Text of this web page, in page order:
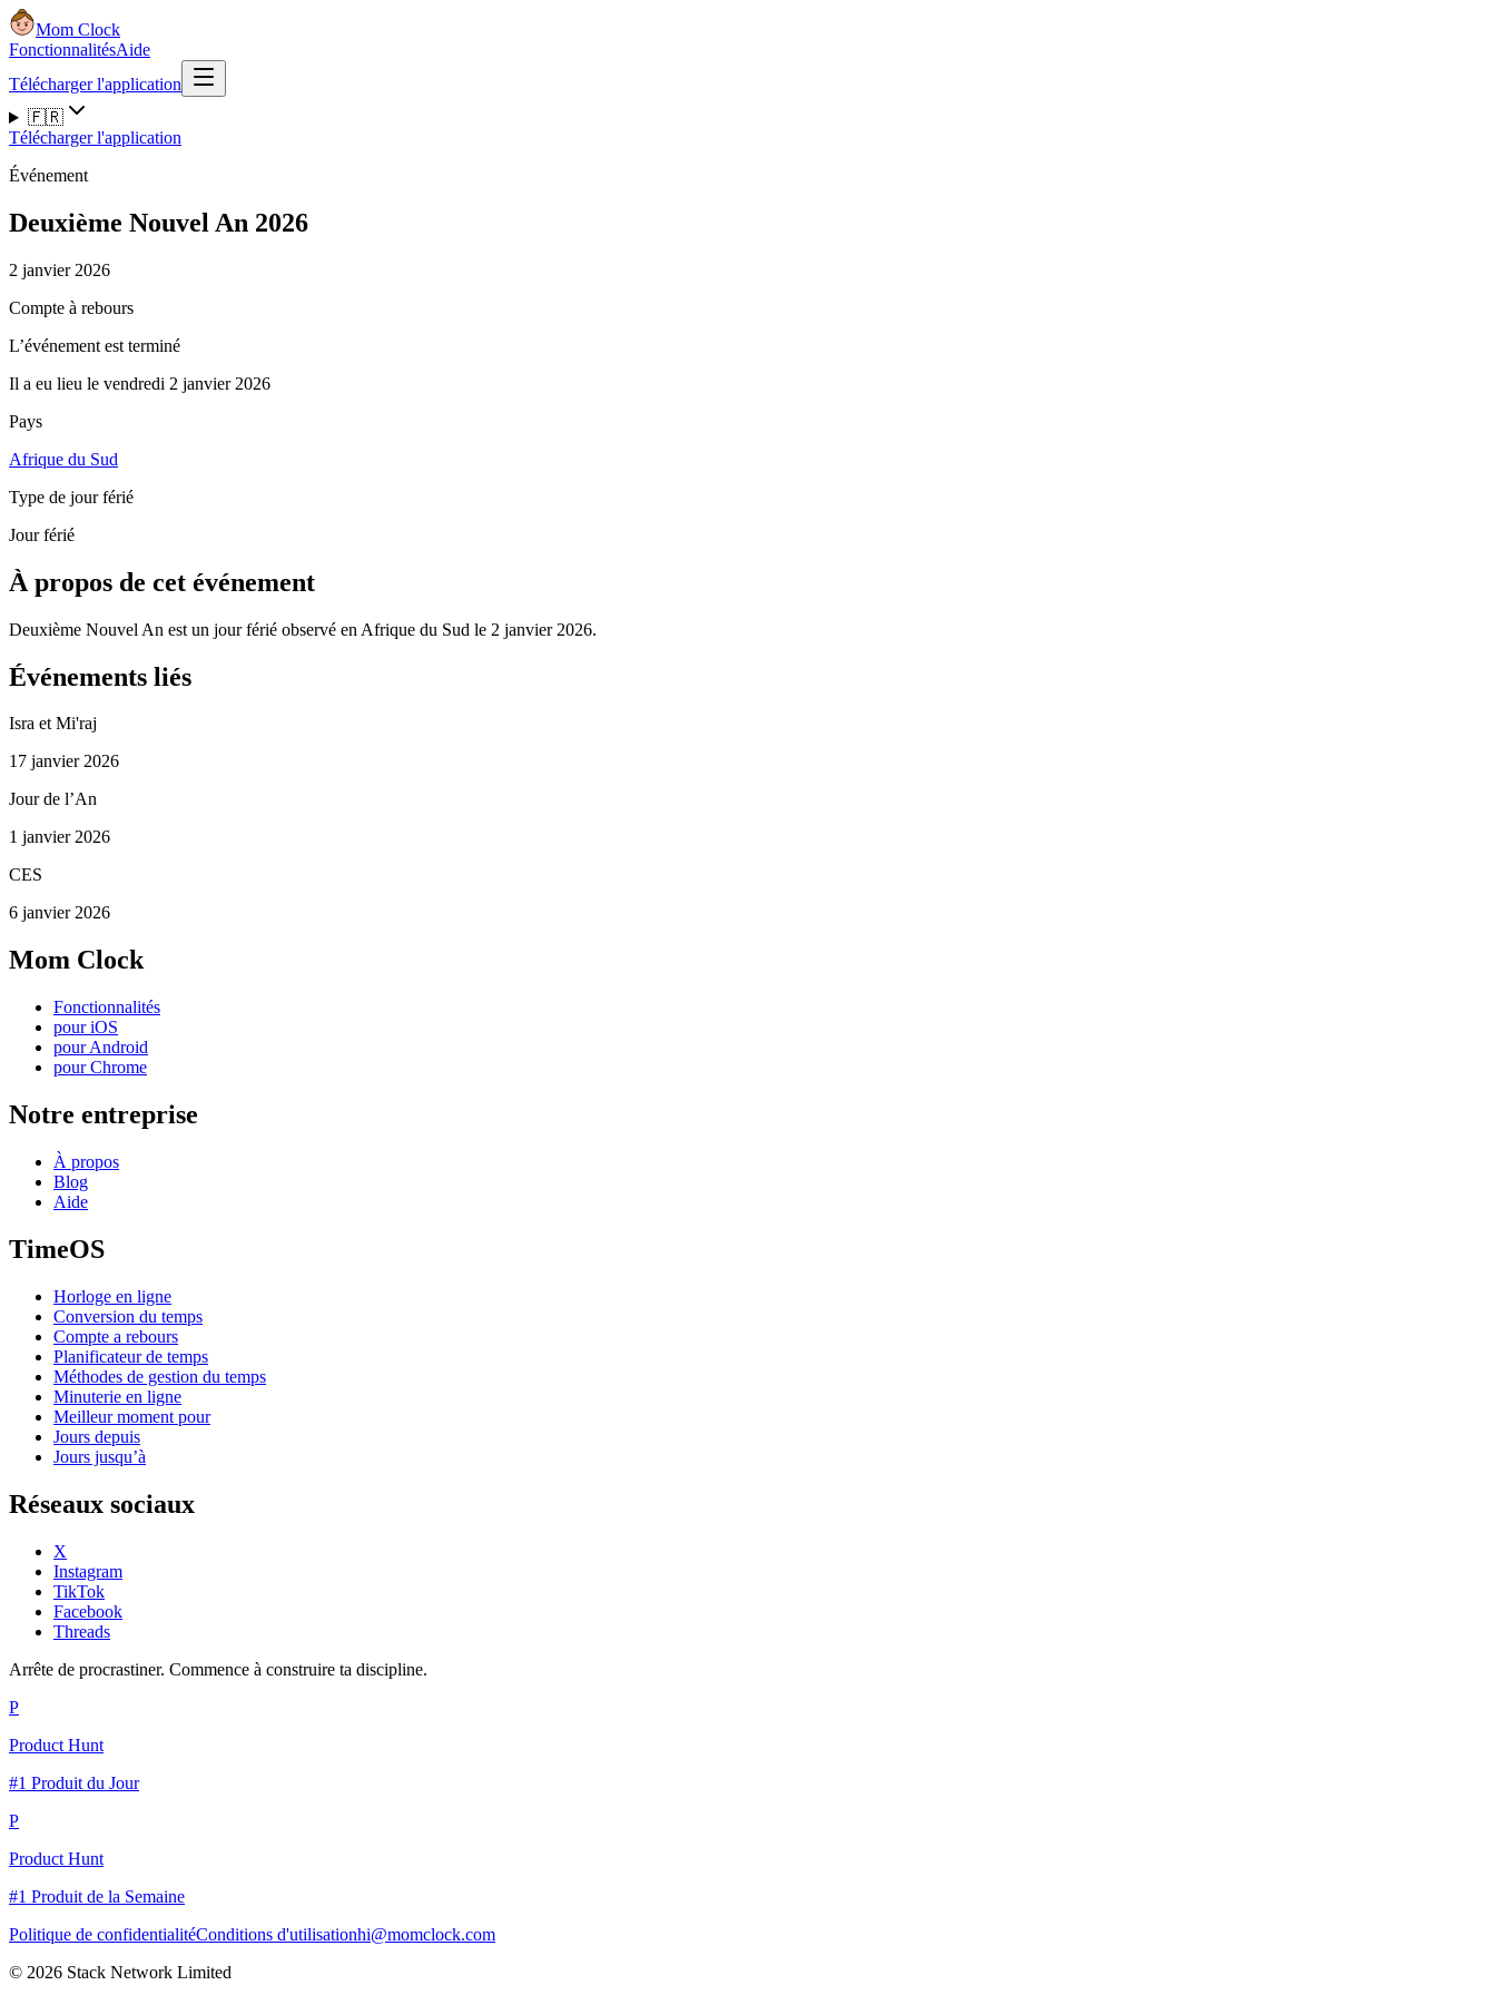
Mom Clock
FonctionnalitésAide
Télécharger l'application
🇫🇷
Télécharger l'application
Événement
Deuxième Nouvel An 2026
2 janvier 2026
Compte à rebours
L’événement est terminé
Il a eu lieu le vendredi 2 janvier 2026
Pays
Afrique du Sud
Type de jour férié
Jour férié
À propos de cet événement
Deuxième Nouvel An est un jour férié observé en Afrique du Sud le 2 janvier 2026.
Événements liés
Isra et Mi'raj
17 janvier 2026
Jour de l’An
1 janvier 2026
CES
6 janvier 2026
Mom Clock
Fonctionnalités
pour iOS
pour Android
pour Chrome
Notre entreprise
À propos
Blog
Aide
TimeOS
Horloge en ligne
Conversion du temps
Compte a rebours
Planificateur de temps
Méthodes de gestion du temps
Minuterie en ligne
Meilleur moment pour
Jours depuis
Jours jusqu’à
Réseaux sociaux
X
Instagram
TikTok
Facebook
Threads
Arrête de procrastiner. Commence à construire ta discipline.
P
Product Hunt
#1 Produit du Jour
P
Product Hunt
#1 Produit de la Semaine
Politique de confidentialitéConditions d'utilisationhi@momclock.com
© 2026 Stack Network Limited